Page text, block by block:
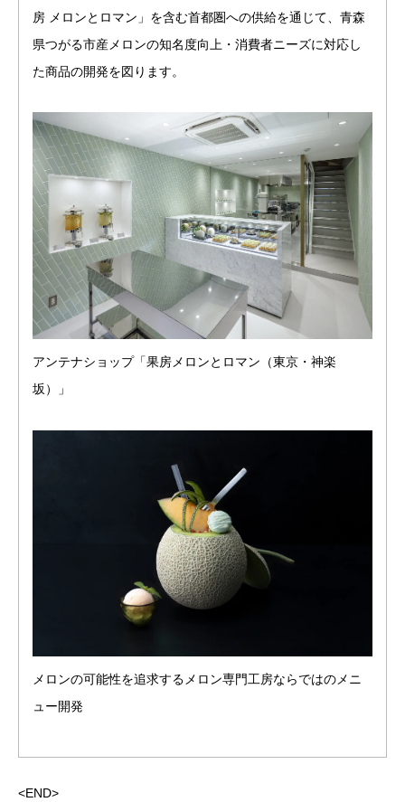
房 メロンとロマン」を含む首都圏への供給を通じて、青森
県つがる市産メロンの知名度向上・消費者ニーズに対応し
た商品の開発を図ります。
アンテナショップ「果房メロンとロマン（東京・神楽
坂）」
メロンの可能性を追求するメロン専門工房ならではのメニ
ュー開発
<END>